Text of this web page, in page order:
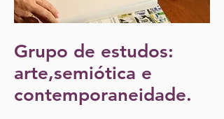
Grupo de estudos:
arte,semiótica e
contemporaneidade.